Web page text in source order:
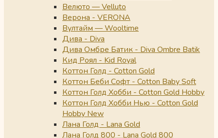
Велюто — Velluto
Верона - VERONA
Вултайм — Wooltime
Дива - Diva
Дива Омбре Батик - Diva Ombre Batik
Кид Роял - Kid Royal
Коттон Голд - Cotton Gold
Коттон Беби Софт - Cotton Baby Soft
Коттон Голд Хобби - Cotton Gold Hobby
Коттон Голд Хобби Нью - Cotton Gold
Hobby New
Лана Голд - Lana Gold
Лана Голд 800 - Lana Gold 800